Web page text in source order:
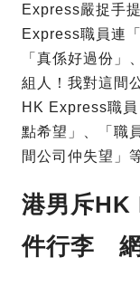
Express嚴捉手
Express職員連
「真係好過份」
組人！我對這間
HK Express職
點希望」、「職
間公司仲失望」
港男斥HK
件行李